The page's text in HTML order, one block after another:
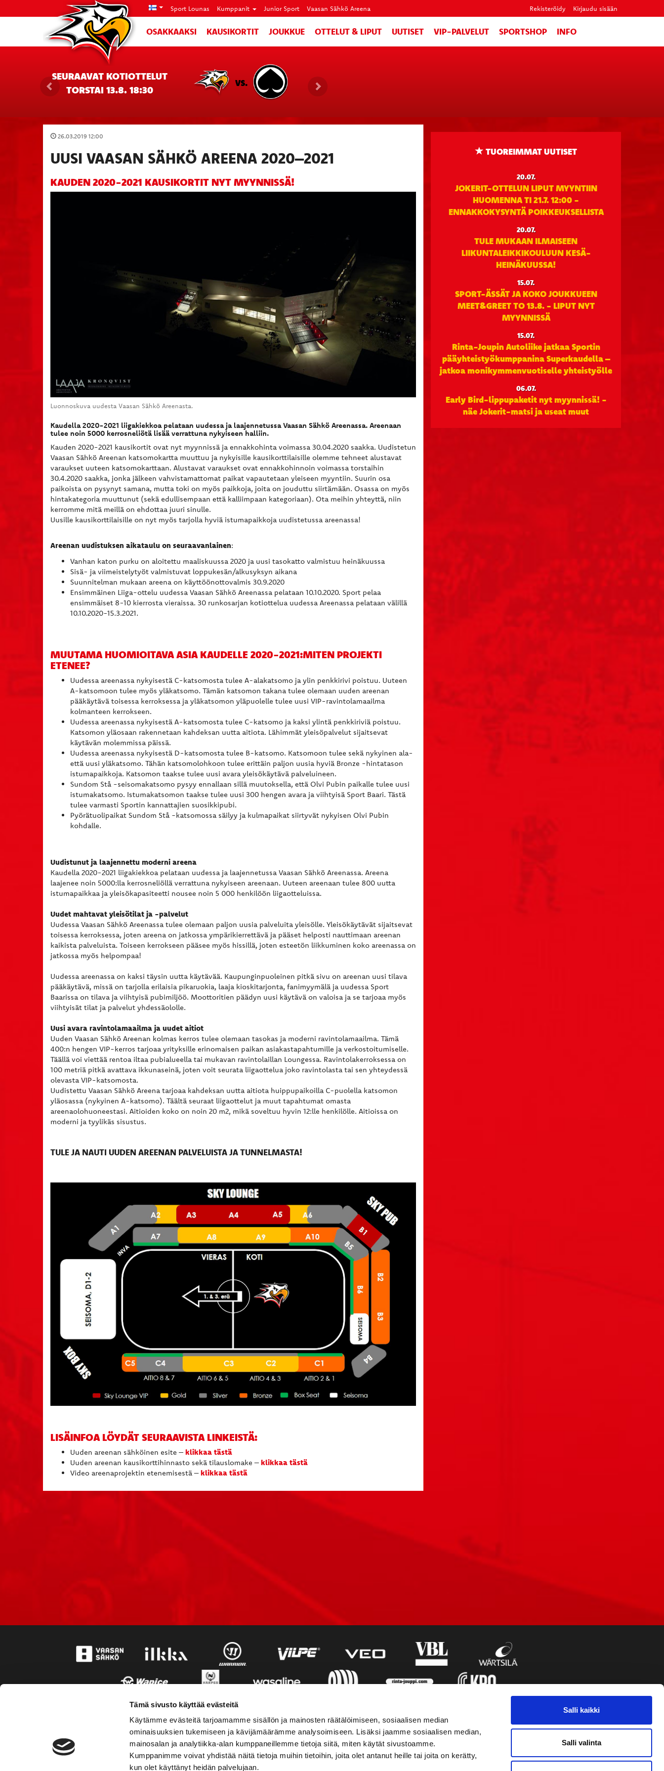
Tämä sivusto käyttää evästeitä
Käytämme evästeitä tarjoamamme sisällön ja mainosten räätälöimiseen, sosiaalisen median
ominaisuuksien tukemiseen ja kävijämäärämme analysoimiseen. Lisäksi jaamme sosiaalisen median,
mainosalan ja analytiikka-alan kumppaneillemme tietoja siitä, miten käytät sivustoamme.
Kumppanimme voivat yhdistää näitä tietoja muihin tietoihin, joita olet antanut heille tai joita on kerätty,
kun olet käyttänyt heidän palvelujaan.
Salli kaikki
Salli valinta
Sport Lounas Kumppanit Junior Sport Vaasan Sähkö Areena Rekisteröidy Kirjaudu sisään
OSAKKAAKSI KAUSIKORTIT JOUKKUE OTTELUT & LIPUT UUTISET VIP-PALVELUT SPORTSHOP INFO
SEURAAVAT KOTIOTTELUT
TORSTAI 13.8. 18:30
VS.
26.03.2019 12:00
UUSI VAASAN SÄHKÖ AREENA 2020–2021
KAUDEN 2020-2021 KAUSIKORTIT NYT MYYNNISSÄ!
Luonnoskuva uudesta Vaasan Sähkö Areenasta.
Kaudella 2020-2021 liigakiekkoa pelataan uudessa ja laajennetussa Vaasan Sähkö Areenassa. Areenaan
tulee noin 5000 kerrosneliötä lisää verrattuna nykyiseen halliin.
Kauden 2020-2021 kausikortit ovat nyt myynnissä ja ennakkohinta voimassa 30.04.2020 saakka. Uudistetun
Vaasan Sähkö Areenan katsomokartta muuttuu ja nykyisille kausikorttilaisille olemme tehneet alustavat
varaukset uuteen katsomokarttaan. Alustavat varaukset ovat ennakkohinnoin voimassa torstaihin
30.4.2020 saakka, jonka jälkeen vahvistamattomat paikat vapautetaan yleiseen myyntiin. Suurin osa
paikoista on pysynyt samana, mutta toki on myös paikkoja, joita on jouduttu siirtämään. Osassa on myös
hintakategoria muuttunut (sekä edullisempaan että kalliimpaan kategoriaan). Ota meihin yhteyttä, niin
kerromme mitä meillä on ehdottaa juuri sinulle.
Uusille kausikorttilaisille on nyt myös tarjolla hyviä istumapaikkoja uudistetussa areenassa!
Areenan uudistuksen aikataulu on seuraavanlainen:
Vanhan katon purku on aloitettu maaliskuussa 2020 ja uusi tasokatto valmistuu heinäkuussa
Sisä- ja viimeistelytyöt valmistuvat loppukesän/alkusyksyn aikana
Suunnitelman mukaan areena on käyttöönottovalmis 30.9.2020
Ensimmäinen Liiga-ottelu uudessa Vaasan Sähkö Areenassa pelataan 10.10.2020. Sport pelaa
ensimmäiset 8-10 kierrosta vieraissa. 30 runkosarjan kotiottelua uudessa Areenassa pelataan välillä
10.10.2020-15.3.2021.
MUUTAMA HUOMIOITAVA ASIA KAUDELLE 2020-2021:MITEN PROJEKTI
ETENEE?
Uudessa areenassa nykyisestä C-katsomosta tulee A-alakatsomo ja ylin penkkirivi poistuu. Uuteen
A-katsomoon tulee myös yläkatsomo. Tämän katsomon takana tulee olemaan uuden areenan
pääkäytävä toisessa kerroksessa ja yläkatsomon yläpuolelle tulee uusi VIP-ravintolamaailma
kolmanteen kerrokseen.
Uudessa areenassa nykyisestä A-katsomosta tulee C-katsomo ja kaksi ylintä penkkiriviä poistuu.
Katsomon yläosaan rakennetaan kahdeksan uutta aitiota. Lähimmät yleisöpalvelut sijaitsevat
käytävän molemmissa päissä.
Uudessa areenassa nykyisestä D-katsomosta tulee B-katsomo. Katsomoon tulee sekä nykyinen ala-
että uusi yläkatsomo. Tähän katsomolohkoon tulee erittäin paljon uusia hyviä Bronze -hintatason
istumapaikkoja. Katsomon taakse tulee uusi avara yleisökäytävä palveluineen.
Sundom Stå -seisomakatsomo pysyy ennallaan sillä muutoksella, että Olvi Pubin paikalle tulee uusi
istumakatsomo. Istumakatsomon taakse tulee uusi 300 hengen avara ja viihtyisä Sport Baari. Tästä
tulee varmasti Sportin kannattajien suosikkipubi.
Pyörätuolipaikat Sundom Stå -katsomossa säilyy ja kulmapaikat siirtyvät nykyisen Olvi Pubin
kohdalle.
Uudistunut ja laajennettu moderni areena
Kaudella 2020-2021 liigakiekkoa pelataan uudessa ja laajennetussa Vaasan Sähkö Areenassa. Areena
laajenee noin 5000:lla kerrosneliöllä verrattuna nykyiseen areenaan. Uuteen areenaan tulee 800 uutta
istumapaikkaa ja yleisökapasiteetti nousee noin 5 000 henkilöön liigaotteluissa.
Uudet mahtavat yleisötilat ja -palvelut
Uudessa Vaasan Sähkö Areenassa tulee olemaan paljon uusia palveluita yleisölle. Yleisökäytävät sijaitsevat
toisessa kerroksessa, joten areena on jatkossa ympärikierrettävä ja pääset helposti nauttimaan areenan
kaikista palveluista. Toiseen kerrokseen pääsee myös hissillä, joten esteetön liikkuminen koko areenassa on
jatkossa myös helpompaa!
Uudessa areenassa on kaksi täysin uutta käytävää. Kaupunginpuoleinen pitkä sivu on areenan uusi tilava
pääkäytävä, missä on tarjolla erilaisia pikaruokia, laaja kioskitarjonta, fanimyymälä ja uudessa Sport
Baarissa on tilava ja viihtyisä pubimiljöö. Moottoritien päädyn uusi käytävä on valoisa ja se tarjoaa myös
viihtyisät tilat ja palvelut yhdessäololle.
Uusi avara ravintolamaailma ja uudet aitiot
Uuden Vaasan Sähkö Areenan kolmas kerros tulee olemaan tasokas ja moderni ravintolamaailma. Tämä
400:n hengen VIP-kerros tarjoaa yrityksille erinomaisen paikan asiakastapahtumille ja verkostoitumiselle.
Täällä voi viettää rentoa iltaa pubialueella tai mukavan ravintolaillan Loungessa. Ravintolakerroksessa on
100 metriä pitkä avattava ikkunaseinä, joten voit seurata liigaottelua joko ravintolasta tai sen yhteydessä
olevasta VIP-katsomosta.
Uudistettu Vaasan Sähkö Areena tarjoaa kahdeksan uutta aitiota huippupaikoilla C-puolella katsomon
yläosassa (nykyinen A-katsomo). Täältä seuraat liigaottelut ja muut tapahtumat omasta
areenaolohuoneestasi. Aitioiden koko on noin 20 m2, mikä soveltuu hyvin 12:lle henkilölle. Aitioissa on
moderni ja tyylikäs sisustus.
TULE JA NAUTI UUDEN AREENAN PALVELUISTA JA TUNNELMASTA!
LISÄINFOA LÖYDÄT SEURAAVISTA LINKEISTÄ:
Uuden areenan sähköinen esite – klikkaa tästä
Uuden areenan kausikorttihinnasto sekä tilauslomake – klikkaa tästä
Video areenaprojektin etenemisestä – klikkaa tästä
TUOREIMMAT UUTISET
20.07.
JOKERIT-OTTELUN LIPUT MYYNTIIN
HUOMENNA TI 21.7. 12:00 -
ENNAKKOKYSYNTÄ POIKKEUKSELLISTA
20.07.
TULE MUKAAN ILMAISEEN
LIIKUNTALEIKKIKOULUUN KESÄ-
HEINÄKUUSSA!
15.07.
SPORT-ÄSSÄT JA KOKO JOUKKUEEN
MEET&GREET TO 13.8. - LIPUT NYT
MYYNNISSÄ
15.07.
Rinta-Joupin Autoliike jatkaa Sportin
pääyhteistyökumppanina Superkaudella –
jatkoa monikymmenvuotiselle yhteistyölle
06.07.
Early Bird-lippupaketit nyt myynnissä! -
näe Jokerit-matsi ja useat muut